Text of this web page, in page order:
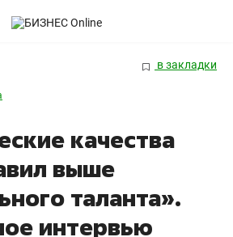
в закладки
качества
выше
таланта».
интервью